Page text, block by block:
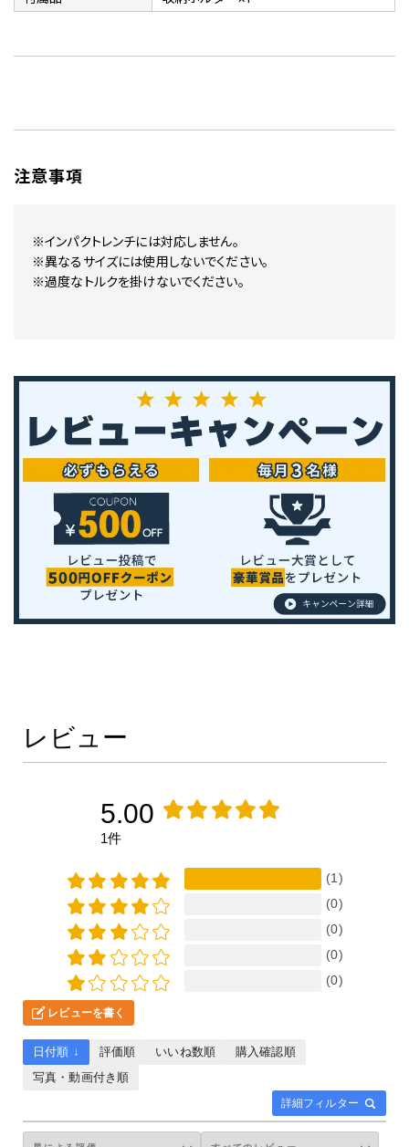
注意事項
※インパクトレンチには対応しません。
※異なるサイズには使用しないでください。
※過度なトルクを掛けないでください。
レビュー
5.00
1件
(1)
(0)
(0)
(0)
(0)
レビューを書く
詳細フィルター
日付順 ↓ 評価順 いいね数順
購入確認順
写真・動画付き順